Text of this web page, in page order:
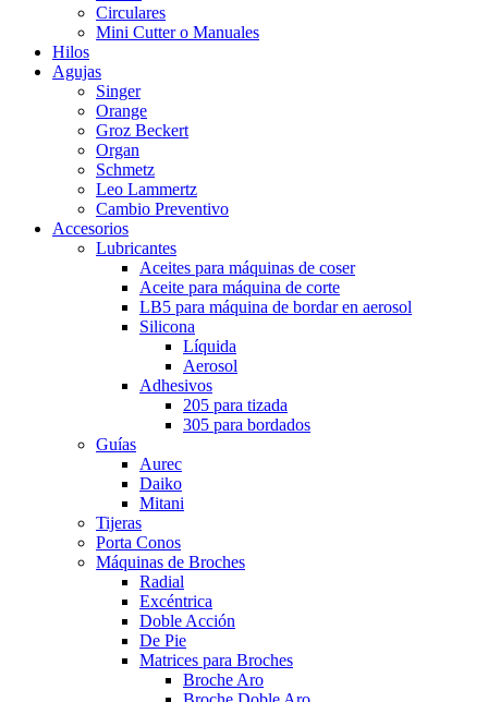
Circulares
Mini Cutter o Manuales
Hilos
Agujas
Singer
Orange
Groz Beckert
Organ
Schmetz
Leo Lammertz
Cambio Preventivo
Accesorios
Lubricantes
Aceites para máquinas de coser
Aceite para máquina de corte
LB5 para máquina de bordar en aerosol
Silicona
Líquida
Aerosol
Adhesivos
205 para tizada
305 para bordados
Guías
Aurec
Daiko
Mitani
Tijeras
Porta Conos
Máquinas de Broches
Radial
Excéntrica
Doble Acción
De Pie
Matrices para Broches
Broche Aro